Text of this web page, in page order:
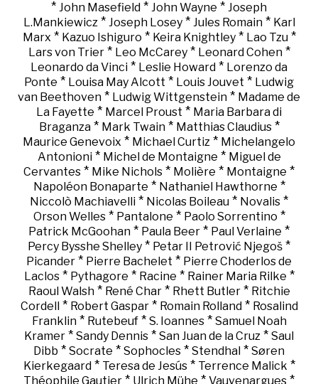
* John Masefield * John Wayne * Joseph
L.Mankiewicz* Joseph Losey* Jules Romain* Karl
Marx * Kazuo Ishiguro * Keira Knightley* Lao Tzu*
Lars von Trier* Leo McCarey* Leonard Cohen*
Leonardo da Vinci * Leslie Howard * Lorenzo da
Ponte * Louisa May Alcott * Louis Jouvet * Ludwig
van Beethoven * Ludwig Wittgenstein * Madame de
La Fayette * Marcel Proust * Maria Barbara di
Braganza* Mark Twain* Matthias Claudius*
Maurice Genevoix * Michael Curtiz * Michelangelo
Antonioni* Michel de Montaigne * Miguel de
Cervantes * Mike Nichols * Molière * Montaigne *
Napoléon Bonaparte * Nathaniel Hawthorne *
Niccolò Machiavelli * Nicolas Boileau * Novalis *
Orson Welles* Pantalone * Paolo Sorrentino *
Patrick McGoohan * Paula Beer * Paul Verlaine *
Percy Bysshe Shelley * Petar II Petrović Njegoš *
Picander * Pierre Bachelet * Pierre Choderlos de
Laclos* Pythagore * Racine * Rainer Maria Rilke *
Raoul Walsh* René Char* Rhett Butler* Ritchie
Cordell * Robert Gaspar* Romain Rolland* Rosalind
Franklin* Rutebeuf* S. Ioannes* Samuel Noah
Kramer * Sandy Dennis * San Juan de la Cruz * Saul
Dibb * Socrate * Sophocles * Stendhal * Søren
Kierkegaard* Teresa de Jesús* Terrence Malick *
Théophile Gautier * Ulrich Mühe * Vauvenargues *